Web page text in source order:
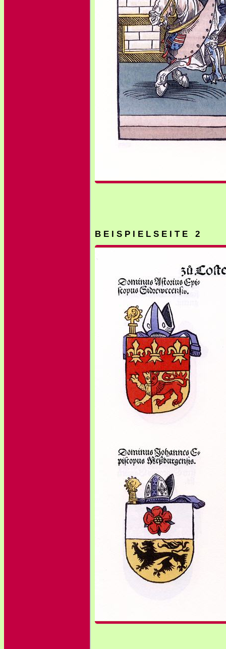
B E I S P I E L S E I T E 2